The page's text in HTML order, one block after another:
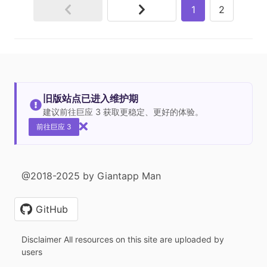
1 2
旧版站点已进入维护期
建议前往巨应 3 获取更稳定、更好的体验。
前往巨应 3
@2018-2025 by Giantapp Man
GitHub
Disclaimer All resources on this site are uploaded by
users